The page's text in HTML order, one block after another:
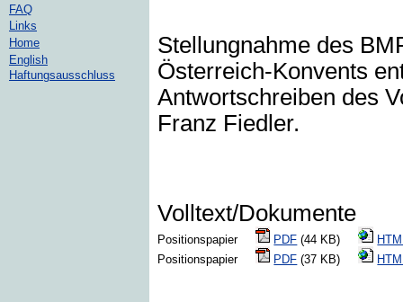
Stellungnahme des
Österreich-Konvents
Antwortschreiben des
Franz Fiedler.
Volltext/Dokumente
Positionspapier PDF (44 KB)
Positionspapier
PDF (37 KB)
FAQ
Links
Home
English
Haftungsausschluss